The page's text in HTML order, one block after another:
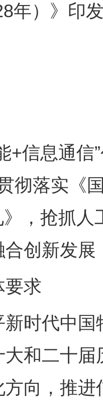
年）》印
信息通信”
彻落实《
》，抢抓
创新发
求
代中国
和二十
向，推